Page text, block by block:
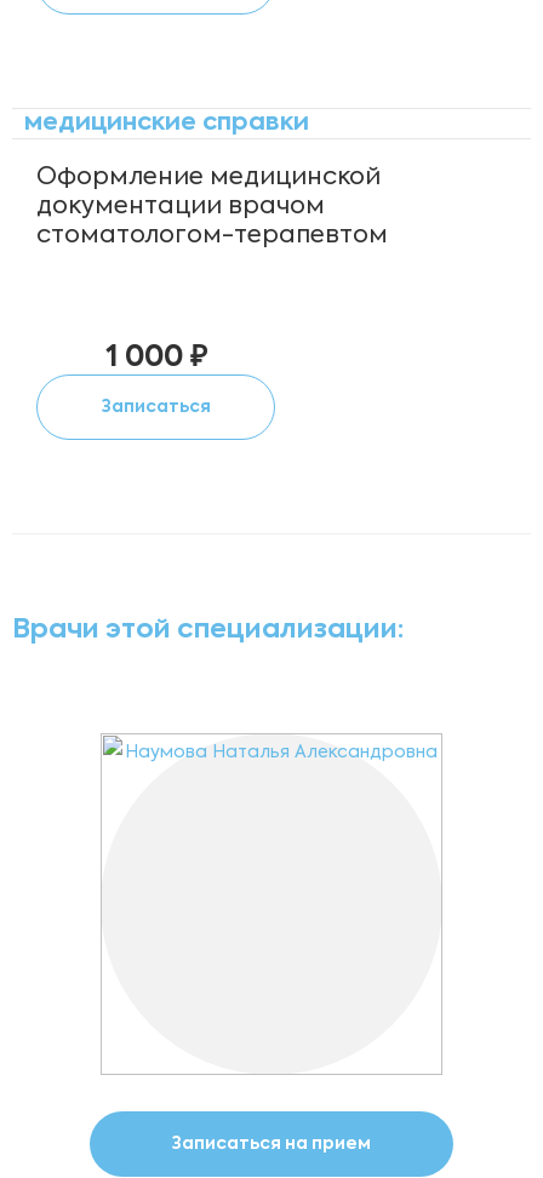
медицинские справки
Оформление медицинской
документации врачом
стоматологом-терапевтом
1 000 ₽
Записаться
Врачи этой специализации:
Записаться на прием